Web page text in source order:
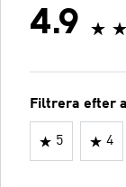
4.9
Filtrera efter
5 4